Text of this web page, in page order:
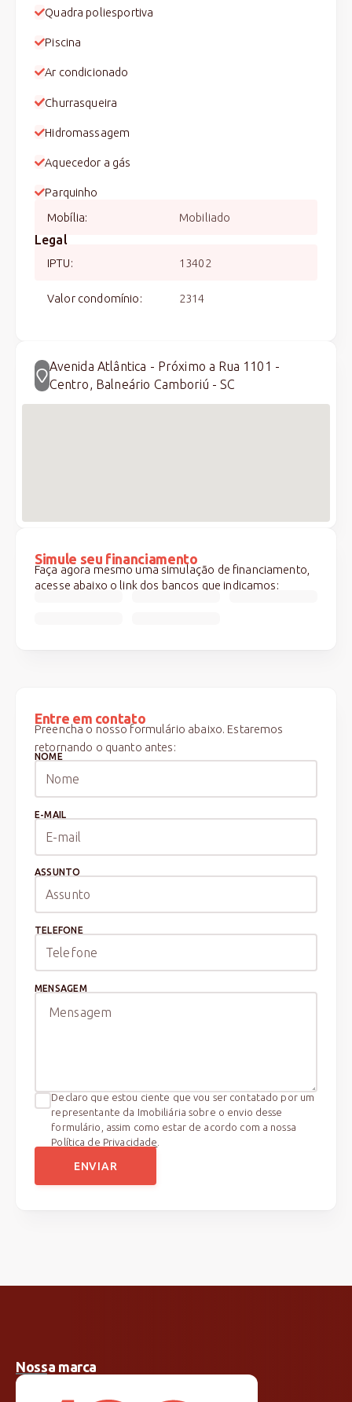
Quadra poliesportiva
Piscina
Ar condicionado
Churrasqueira
Hidromassagem
Aquecedor a gás
Parquinho
Mobília: Mobiliado
Legal
IPTU: 13402
Valor condomínio: 2314
Avenida Atlântica - Próximo a Rua 1101 -
Centro, Balneário Camboriú - SC
Simule seu financiamento
Faça agora mesmo uma simulação de financiamento,
acesse abaixo o link dos bancos que indicamos:
Entre em contato
Preencha o nosso formulário abaixo. Estaremos
retornando o quanto antes:
NOME
E-MAIL
ASSUNTO
TELEFONE
MENSAGEM
Declaro que estou ciente que vou ser contatado por um
representante da Imobiliária sobre o envio desse
formulário, assim como estar de acordo com a nossa
Política de Privacidade
ENVIAR
Nossa marca